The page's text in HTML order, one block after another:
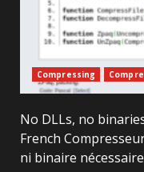
Compressing
No DLLs, no
French
ni binaire